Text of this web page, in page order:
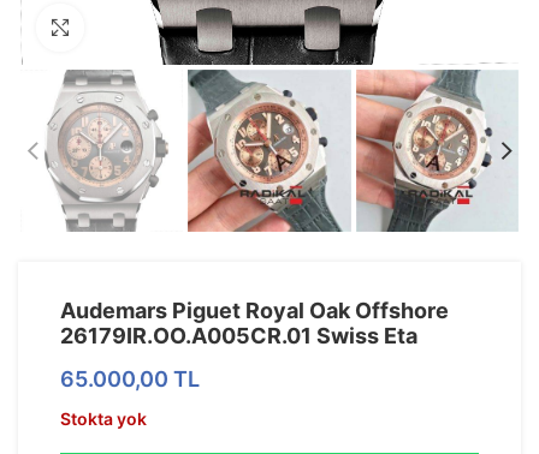
Görseli Büyütün
Audemars Piguet Royal Oak Offshore
26179IR.OO.A005CR.01 Swiss Eta
65.000,00 TL
Stokta yok